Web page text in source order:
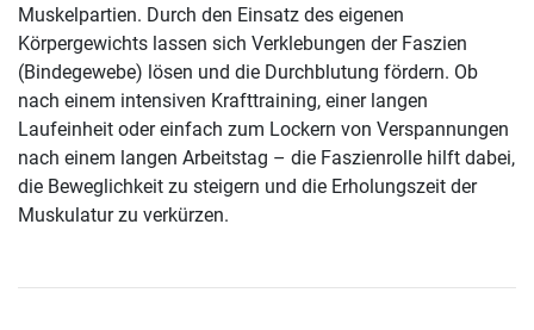
Muskelpartien. Durch den Einsatz des eigenen
Körpergewichts lassen sich Verklebungen der Faszien
(Bindegewebe) lösen und die Durchblutung fördern. Ob
nach einem intensiven Krafttraining, einer langen
Laufeinheit oder einfach zum Lockern von Verspannungen
nach einem langen Arbeitstag – die Faszienrolle hilft dabei,
die Beweglichkeit zu steigern und die Erholungszeit der
Muskulatur zu verkürzen.